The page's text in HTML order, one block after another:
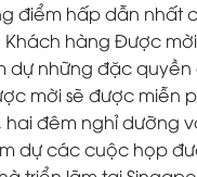
điểm hấp dẫn nhất
Khách hàng Được
dự những đặc
mời sẽ được miễn
hai đêm nghỉ dưỡng
dự các cuộc họp